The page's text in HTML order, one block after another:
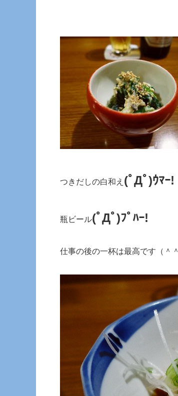
つきだしの白和え (ﾟДﾟ)ｳﾏｰ!
瓶ビール(ﾟДﾟ)ﾌﾟﾊｰ!
仕事の後の一杯は最高です（＾＾